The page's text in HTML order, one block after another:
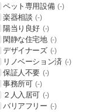
ペット専用設備 (-)
楽器相談 (-)
陽当り良好 (-)
閑静な住宅地 (-)
デザイナーズ (-)
リノベーション済 (-)
保証人不要 (-)
事務所可 (-)
２人入居可 (-)
バリアフリー (-)